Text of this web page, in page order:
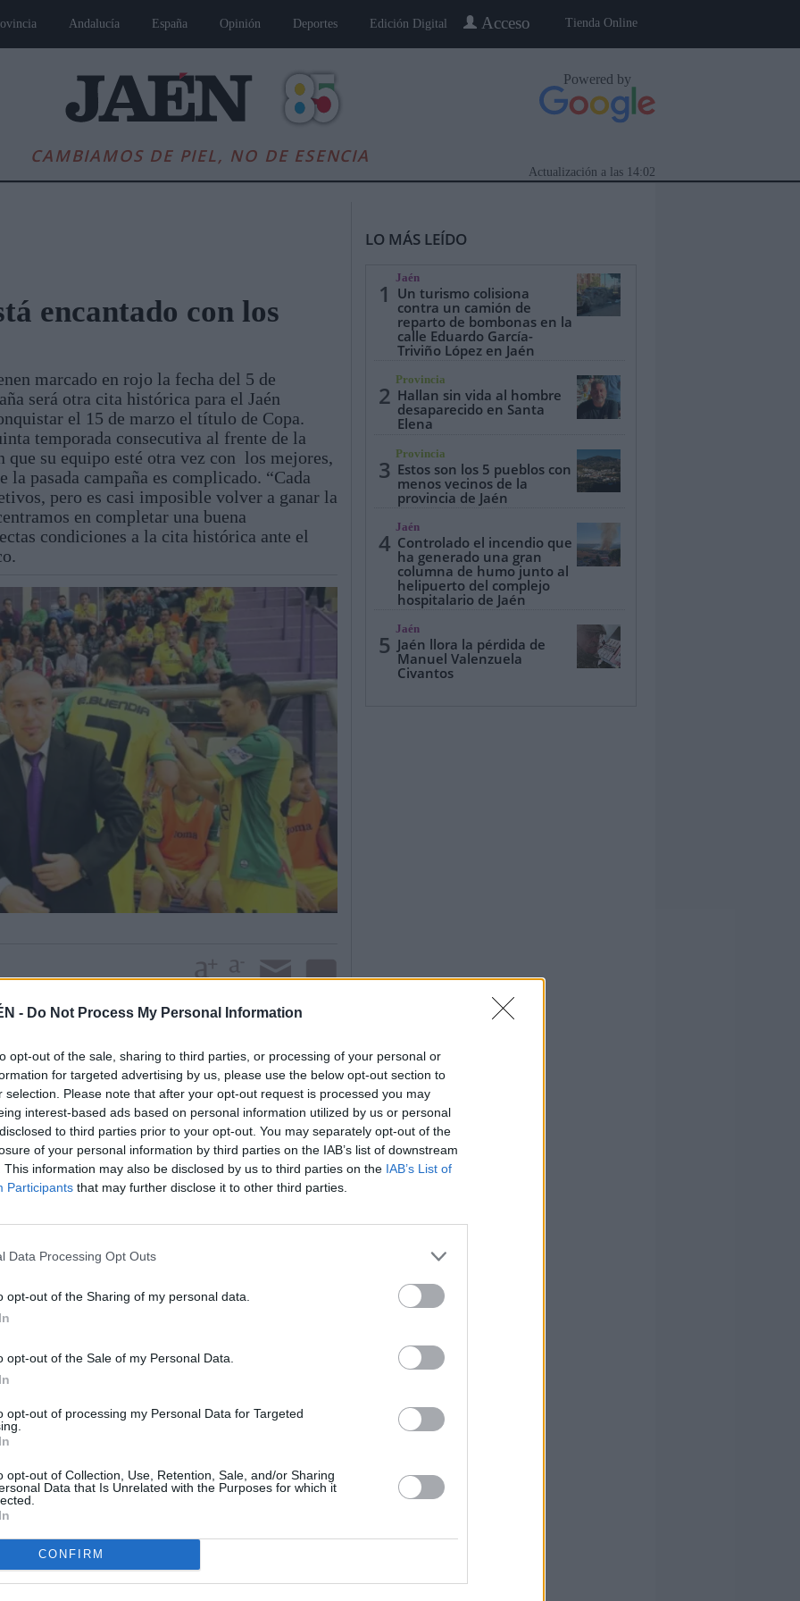
- Do Not Process My Personal Information
opt-out of the sale, sharing to third parties, or processing of your personal or
for targeted advertising by us, please use the below opt-out section to
selection. Please note that after your opt-out request is processed you may
interest-based ads based on personal information utilized by us or personal
to third parties prior to your opt-out. You may separately opt-out of the
of your personal information by third parties on the IAB’s list of downstream
This information may also be disclosed by us to third parties on the IAB’s List of
Participants that may further disclose it to other third parties.
Data Processing Opt Outs
opt-out of the Sharing of my personal data.
opt-out of the Sale of my Personal Data.
opt-out of processing my Personal Data for Targeted
opt-out of Collection, Use, Retention, Sale, and/or Sharing
Data that Is Unrelated with the Purposes for which it
CONFIRM
Tienda Online
Acceso
Andalucía España Opinión Deportes Edición Digital
CAMBIAMOS DE PIEL, NO DE ESENCIA
Powered by
14:02
Actualización a las
Jaén, Pueblo a Pueblo Gente
encantado con los
marcado en rojo la fecha del 5 de
será otra cita histórica para el Jaén
el 15 de marzo el título de Copa.
temporada consecutiva al frente de la
que su equipo esté otra vez con los mejores,
pasada campaña es complicado. “Cada
pero es casi imposible volver a ganar la
en completar una buena
condiciones a la cita histórica ante el
anterior temporada obligan a plantearse metas
del conjunto amarillo pasan por volver a
por el título, aunque avisa de las dificultades
el camino a los rivales y todos ellos han hecho
el fin de aspirar a luchar por los títulos en juego.
Copa de España y las eliminatorias por el título”,
cuatro refuerzos que han llegado y cree que el meta
Jesús Murga y el ala Ossorio no tendrán
con su llegada y son jugadores que están
triunfar y saben que llegan a un equipo que se
El equipo comenzó los entrenamientos
de la mañana, la última con una sesión
La Salobreja. La preparación se reanudará pasado
el trabajo físico con dos amistosos, en
no pueden ir mejor. La afición al fútbol sala de
ansiosa por volver a ver al campeón de España en
las previsiones de la directiva.
LO MÁS LEÍDO
1
Jaén
Un turismo colisiona
contra un camión de
reparto de bombonas en la
calle Eduardo García-
Triviño López en Jaén
2
Provincia
Hallan sin vida al hombre
desaparecido en Santa
Elena
3
Provincia
Estos son los 5 pueblos con
menos vecinos de la
provincia de Jaén
4
Jaén
Controlado el incendio que
ha generado una gran
columna de humo junto al
helipuerto del complejo
hospitalario de Jaén
5
Jaén
Jaén llora la pérdida de
Manuel Valenzuela
Civantos